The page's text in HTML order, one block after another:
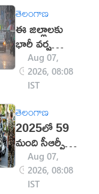
తెలంగాణ
ఈ జిల్లాలకు
భారీ వర్ష
సూచన
Aug 07,
2026, 08:08
IST
తెలంగాణ
2025లో 59
మంది సీఆర్పీఎఫ్
జ‌వాన్ల ఆత్మ‌హ‌త్య
Aug 07,
2026, 08:08
IST